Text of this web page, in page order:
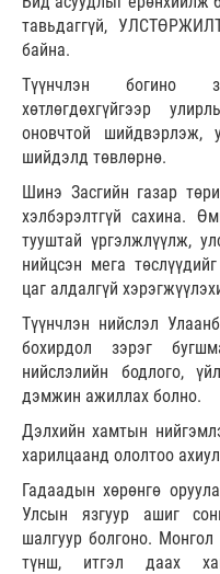
тавьдаггүй,
байна.
Түүнчлэн богино
хөтлөгдөхгүйгээр
оновчтой шийдвэрлэж,
шийдэлд төвлөрнө.
Шинэ Засгийн газар
хэлбэрэлтгүй сахина.
тууштай үргэлжлүүлж,
нийцсэн мега
цаг алдалгүй
Түүнчлэн нийслэл
бохирдол зэрэг
нийслэлийн бодлого,
дэмжин ажиллах болно.
Дэлхийн хамтын
харилцаанд ололтоо
Гадаадын хөрөнгө
Улсын язгуур ашиг
шалгуур болгоно.
түнш, итгэл даах